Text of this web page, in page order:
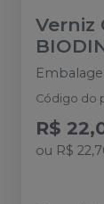
Verniz
Código do
R$
ou R$